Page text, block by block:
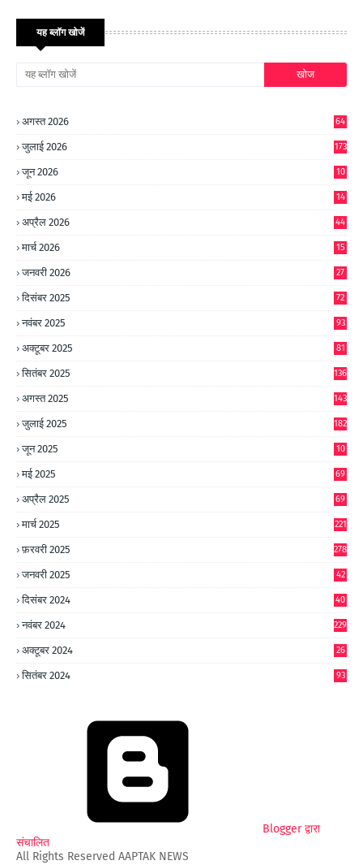
यह ब्लॉग खोजें
अगस्त 2026 64
जुलाई 2026 173
जून 2026
10
मई 2026
14
अप्रैल 2026 44
मार्च 2026 15
जनवरी 2026 27
दिसंबर 2025 72
नवंबर 2025 93
अक्टूबर 2025 81
सितंबर 2025 136
अगस्त 2025 143
जुलाई 2025 182
जून 2025
10
मई 2025 69
अप्रैल 2025 69
मार्च 2025 221
फ़रवरी 2025 278
जनवरी 2025
42
दिसंबर 2024
40
नवंबर 2024 229
अक्टूबर 2024
26
सितंबर 2024 93
Blogger द्वारा
संचालित
All Rights Reserved AAPTAK NEWS